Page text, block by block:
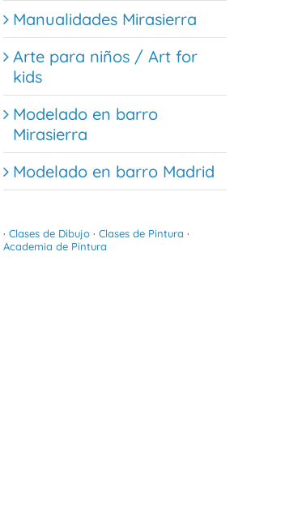
Manualidades Mirasierra
Arte para niños / Art for
kids
Modelado en barro
Mirasierra
Modelado en barro Madrid
· Clases de Dibujo · Clases de Pintura ·
Academia de Pintura